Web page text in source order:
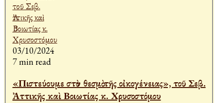
03/10/2024
7 min read
«Πιστεύουμε στὸν θεσμὸ τῆς οἰκογένειας», τοῦ Σεβ.
Ἀττικῆς καὶ Βοιωτίας κ. Χρυσοστόμου